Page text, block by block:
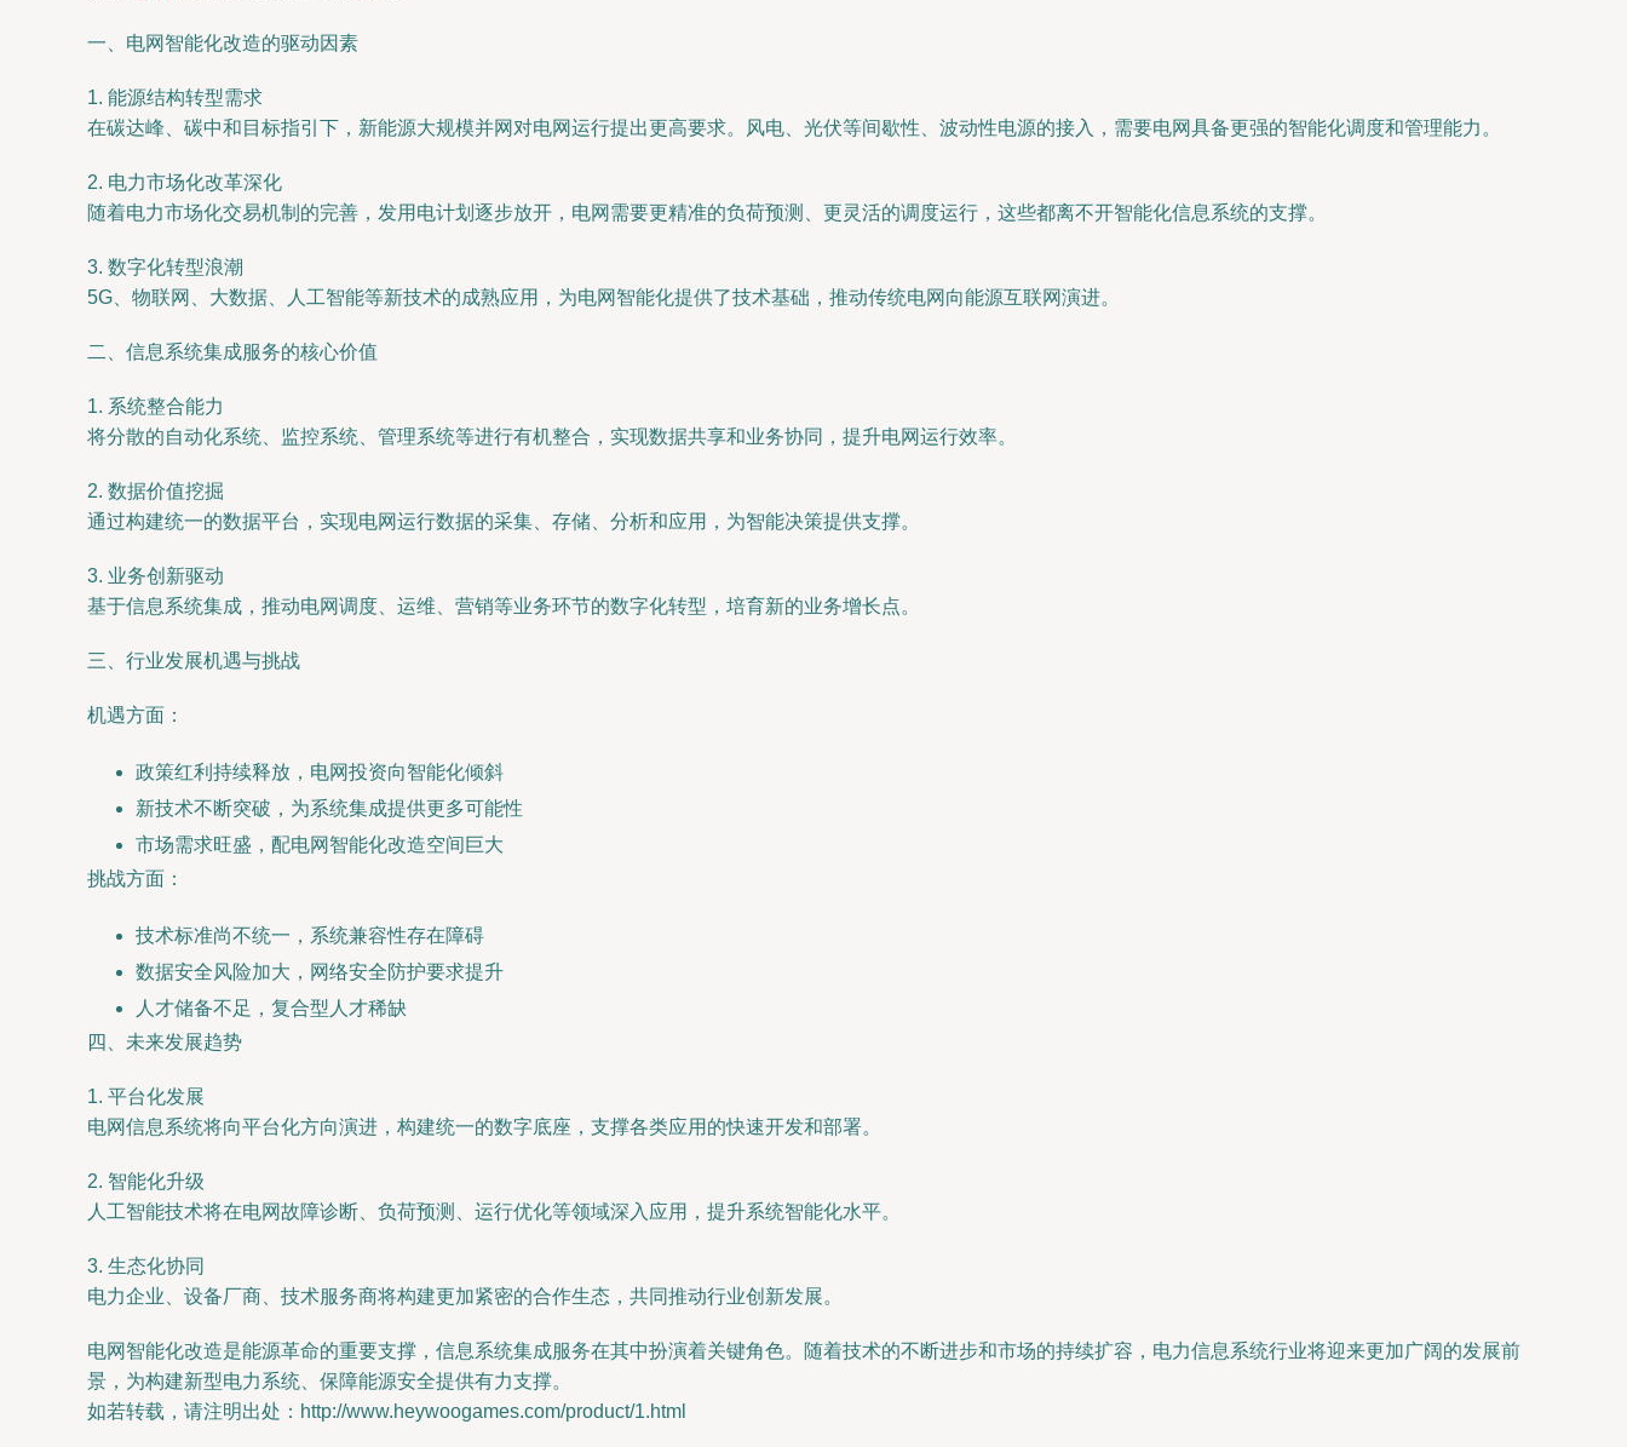
一、电网智能化改造的驱动因素
1. 能源结构转型需求
在碳达峰、碳中和目标指引下，新能源大规模并网对电网运行提出更高要求。风电、光伏等间歇性、波动性电源的接入，需要电网具备更强的智能化调度和管理能力。
2. 电力市场化改革深化
随着电力市场化交易机制的完善，发用电计划逐步放开，电网需要更精准的负荷预测、更灵活的调度运行，这些都离不开智能化信息系统的支撑。
3. 数字化转型浪潮
5G、物联网、大数据、人工智能等新技术的成熟应用，为电网智能化提供了技术基础，推动传统电网向能源互联网演进。
二、信息系统集成服务的核心价值
1. 系统整合能力
将分散的自动化系统、监控系统、管理系统等进行有机整合，实现数据共享和业务协同，提升电网运行效率。
2. 数据价值挖掘
通过构建统一的数据平台，实现电网运行数据的采集、存储、分析和应用，为智能决策提供支撑。
3. 业务创新驱动
基于信息系统集成，推动电网调度、运维、营销等业务环节的数字化转型，培育新的业务增长点。
三、行业发展机遇与挑战
机遇方面：
政策红利持续释放，电网投资向智能化倾斜
新技术不断突破，为系统集成提供更多可能性
市场需求旺盛，配电网智能化改造空间巨大
挑战方面：
技术标准尚不统一，系统兼容性存在障碍
数据安全风险加大，网络安全防护要求提升
人才储备不足，复合型人才稀缺
四、未来发展趋势
1. 平台化发展
电网信息系统将向平台化方向演进，构建统一的数字底座，支撑各类应用的快速开发和部署。
2. 智能化升级
人工智能技术将在电网故障诊断、负荷预测、运行优化等领域深入应用，提升系统智能化水平。
3. 生态化协同
电力企业、设备厂商、技术服务商将构建更加紧密的合作生态，共同推动行业创新发展。
电网智能化改造是能源革命的重要支撑，信息系统集成服务在其中扮演着关键角色。随着技术的不断进步和市场的持续扩容，电力信息系统行业将迎来更加广阔的发展前
景，为构建新型电力系统、保障能源安全提供有力支撑。
如若转载，请注明出处：http://www.heywoogames.com/product/1.html